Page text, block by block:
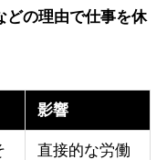
どの理由で仕事を休
影響
直接的な労働